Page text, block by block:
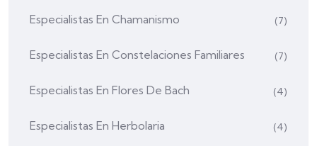
Especialistas En Chamanismo (7)
Especialistas En Constelaciones Familiares (7)
Especialistas En Flores De Bach (4)
Especialistas En Herbolaria (4)